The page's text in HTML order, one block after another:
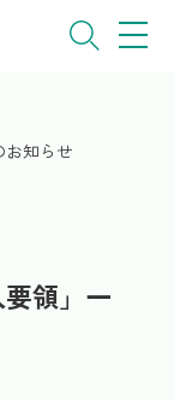
お知らせ
要領」一